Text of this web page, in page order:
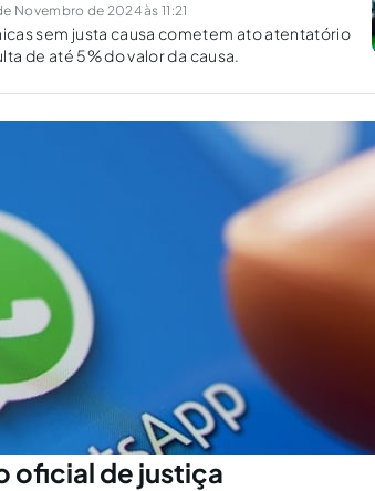
Novembro de 2024 às 11:21
sem justa causa cometem ato atentatório
de até 5% do valor da causa.
oficial de justiça